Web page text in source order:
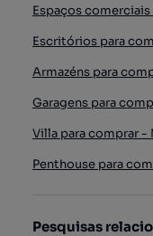
Espaços
Escritórios para
Armazéns para
Garagens para
Villa para comprar -
Penthouse para
Pesquisas